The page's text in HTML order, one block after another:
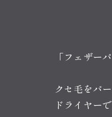
「フェザー
クセ毛をパ
ドライヤー